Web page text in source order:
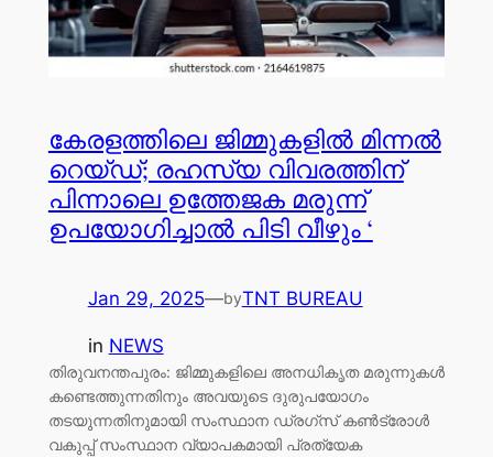
കേരളത്തിലെ ജിമ്മുകളില്‍ മിന്നല്‍
റെയ്‌ഡ്; രഹസ്യ വിവരത്തിന്
പിന്നാലെ ഉത്തേജക മരുന്ന്
ഉപയോഗിച്ചാല്‍ പിടി വീഴും ‘
Jan 29, 2025—byTNT BUREAU
in NEWS
തിരുവനന്തപുരം: ജിമ്മുകളിലെ അനധികൃത മരുന്നുകള്‍
കണ്ടെത്തുന്നതിനും അവയുടെ ദുരുപയോഗം
തടയുന്നതിനുമായി സംസ്ഥാന ഡ്രഗ്‌സ് കണ്‍ട്രോള്‍
വകുപ്പ് സംസ്ഥാന വ്യാപകമായി പ്രത്യേക